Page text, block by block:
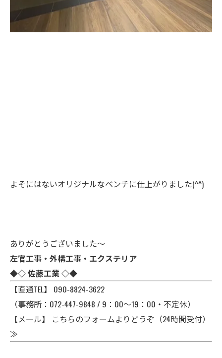
よそにはないオリジナルなベンチに仕上がりました(^^)
ありがとうございました〜
左官工事・外構工事・エクステリア
◆◇ 佐藤工業 ◇◆
【直通TEL】 090-8824-3622
（事務所：072-447-9848 / 9：00～19：00・不定休）
【メール】
こちらのフォームよりどうぞ（24時間受付）
≫